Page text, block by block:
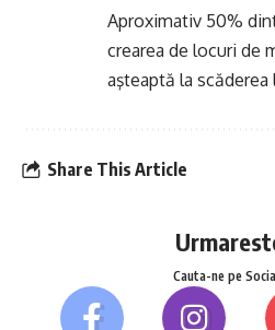
Aproximativ 50%
crearea de locuri de
aşteaptă la
Share This Article
Cauta-ne pe